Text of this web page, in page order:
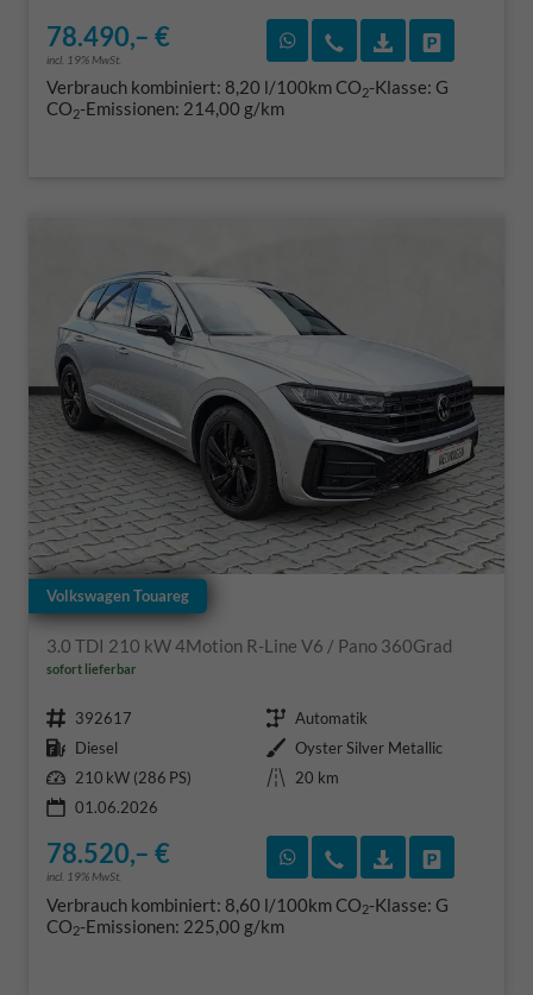
78.490,– €
incl. 19% MwSt.
Rückruf vereinbaren
Wir rufen Sie an
Verbrauch kombiniert: 8,20 l/100kmCO2-Klasse: G
CO2-Emissionen: 214,00 g/km
Volkswagen Touareg
3.0 TDI 210 kW 4Motion R-Line V6 / Pano 360Grad
sofort lieferbar
Fahrzeugnr. 392617 Getriebe Automatik
Kraftstoff Diesel Außenfarbe Oyster Silver Metallic
Leistung 210 kW (286 PS) Kilometerstand
20 km
01.06.2026
78.520,– €
incl. 19% MwSt.
Rückruf vereinbaren
Wir rufen Sie an
Verbrauch kombiniert: 8,60 l/100kmCO2-Klasse: G
CO2-Emissionen: 225,00 g/km